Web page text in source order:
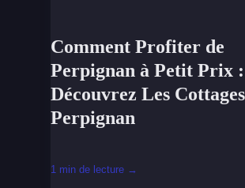
Comment Profiter de
Perpignan à Petit Prix :
Découvrez Les
Perpignan
1 min de lecture →